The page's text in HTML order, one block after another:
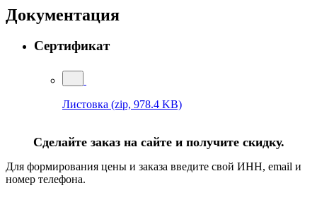
Документация
Сертификат
Листовка (zip, 978.4 KB)
Сделайте заказ на сайте и получите скидку.
Для формирования цены и заказа введите свой ИНН, email и
номер телефона.